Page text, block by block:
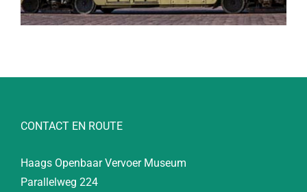
CONTACT EN ROUTE
Haags Openbaar Vervoer Museum
Parallelweg 224